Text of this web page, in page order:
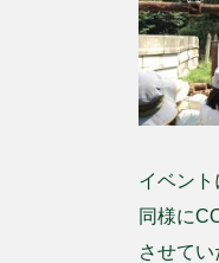
イベン
同様に
させてい